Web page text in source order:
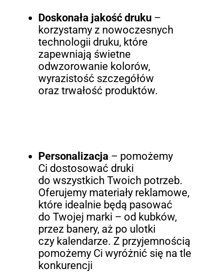
Doskonała jakość druku–
korzystamy z nowoczesnych
technologii druku, które
zapewniają świetne
odwzorowanie kolorów,
wyrazistość szczegółów
oraz trwałość produktów.
Personalizacja – pomożemy
Ci dostosować druki
do wszystkich Twoich potrzeb.
Oferujemy materiały reklamowe,
które idealnie będą pasować
do Twojej marki – od kubków,
przez banery, aż po ulotki
czy kalendarze. Z przyjemnością
pomożemy Ci wyróżnić się na tle
konkurencji